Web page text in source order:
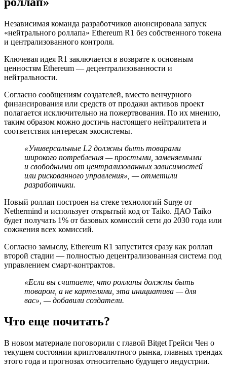
Независимая команда разработчиков анонсировала запуск
«нейтрального роллапа» Ethereum R1 без собственного токена
и централизованного контроля.
Ключевая идея R1 заключается в возврате к основным
ценностям Ethereum — децентрализованности и
нейтральности.
Согласно сообщениям создателей, вместо венчурного
финансирования или средств от продажи активов проект
полагается исключительно на пожертвования. По их мнению,
таким образом можно достичь настоящего нейтралитета и
соответствия интересам экосистемы.
«Универсальные L2 должны быть товарами
широкого потребления — простыми, заменяемыми
и свободными от централизованных зависимостей
или рискованного управления», — отметили
разработчики.
Новый роллап построен на стеке технологий Surge от
Nethermind и использует открытый код от Taiko. ДАО Taiko
будет получать 1% от базовых комиссий сети до 2030 года или
сожжения всех комиссий.
Согласно замыслу, Ethereum R1 запустится сразу как роллап
второй стадии — полностью децентрализованная система под
управлением смарт-контрактов.
«Если вы считаете, что роллапы должны быть
товаром, а не картелями, эта инициатива — для
вас», — добавили создатели.
Что еще почитать?
В новом материале поговорили с главой Bitget Грейси Чен о
текущем состоянии криптовалютного рынка, главных трендах
этого года и прогнозах относительно будущего индустрии.